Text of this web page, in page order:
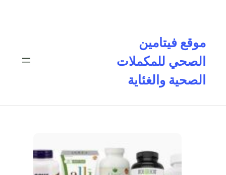
موقع فيتامين
الصحي للمكملات
الصحية والغئاية